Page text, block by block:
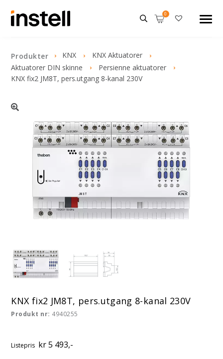
Produkter KNX
KNX Aktuatorer
Aktuatorer DIN skinne
Persienne aktuatorer
KNX fix2 JM8T, pers.utgang 8-kanal 230V
KNX fix2 JM8T, pers.utgang 8-kanal 230V
Produkt nr: 4940255
Listepris kr 5 493,-